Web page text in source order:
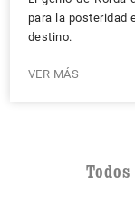
para la posteridad
destino.
VER MÁS